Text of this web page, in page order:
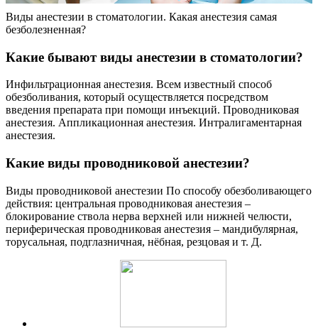
Виды анестезии в стоматологии. Какая анестезия самая
безболезненная?
Какие бывают виды анестезии в стоматологии?
Инфильтрационная анестезия. Всем известный способ
обезболивания, который осуществляется посредством
введения препарата при помощи инъекций. Проводниковая
анестезия. Аппликационная анестезия. Интралигаментарная
анестезия.
Какие виды проводниковой анестезии?
Виды проводниковой анестезии По способу обезболивающего
действия: центральная проводниковая анестезия –
блокирование ствола нерва верхней или нижней челюсти,
периферическая проводниковая анестезия – мандибулярная,
торусальная, подглазничная, нёбная, резцовая и т. Д.